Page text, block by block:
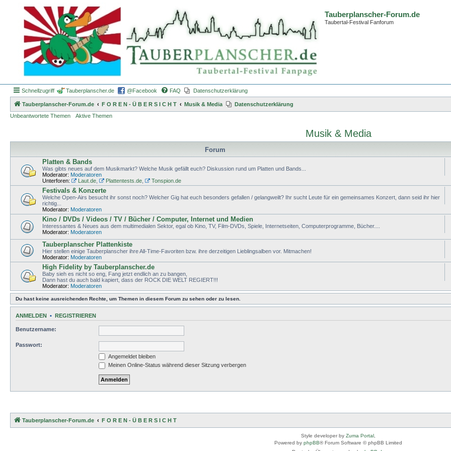
Tauberplanscher-Forum.de
Taubertal-Festival Fanforum
Schnellzugriff Tauberplanscher.de @Facebook FAQ Datenschutzerklärung
Tauberplanscher-Forum.de F O R E N - Ü B E R S I C H T Musik & Media
Datenschutzerklärung
Unbeantwortete Themen
Aktive Themen
Musik & Media
Forum
Platten & Bands
Was gibts neues auf dem Musikmarkt? Welche Musik gefällt euch? Diskussion rund um Platten und Bands...
Moderator: Moderatoren
Unterforen:
Laut.de, Plattentests.de, Tonspion.de
Festivals & Konzerte
Welche Open-Airs besucht ihr sonst noch? Welcher Gig hat euch besonders gefallen / gelangweilt? Ihr sucht Leute für ein gemeinsames Konzert, dann seid ihr hier
richtig...
Moderator: Moderatoren
Kino / DVDs / Videos / TV / Bücher / Computer, Internet und Medien
Interessantes & Neues aus dem multimedialen Sektor, egal ob Kino, TV, Film-DVDs, Spiele, Internetseiten, Computerprogramme, Bücher....
Moderator: Moderatoren
Tauberplanscher Plattenkiste
Hier stellen einige Tauberplanscher ihre All-Time-Favoriten bzw. ihre derzeitigen Lieblingsalben vor. Mitmachen!
Moderator: Moderatoren
High Fidelity by Tauberplanscher.de
Baby sieh es nicht so eng, Fang jetzt endlich an zu bangen,
Dann hast du auch bald kapiert, dass der ROCK DIE WELT REGIERT!!!
Moderator: Moderatoren
Du hast keine ausreichenden Rechte, um Themen in diesem Forum zu sehen oder zu lesen.
ANMELDEN • REGISTRIEREN
Benutzername:
Passwort:
Angemeldet bleiben
Meinen Online-Status während dieser Sitzung verbergen
Tauberplanscher-Forum.de F O R E N - Ü B E R S I C H T
Style developer by Zuma Portal
Powered by phpBB® Forum Software © phpBB Limited